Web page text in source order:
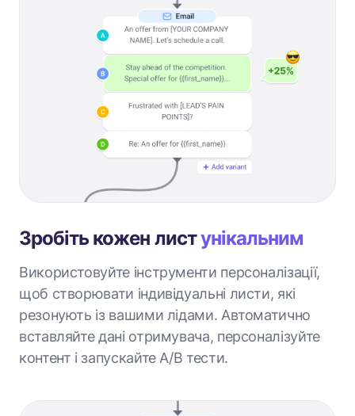
Зробіть кожен листунікальним
Використовуйте інструменти персоналізації,
щоб створювати індивідуальні листи, які
резонують із вашими лідами. Автоматично
вставляйте дані отримувача, персоналізуйте
контент і запускайте A/B тести.